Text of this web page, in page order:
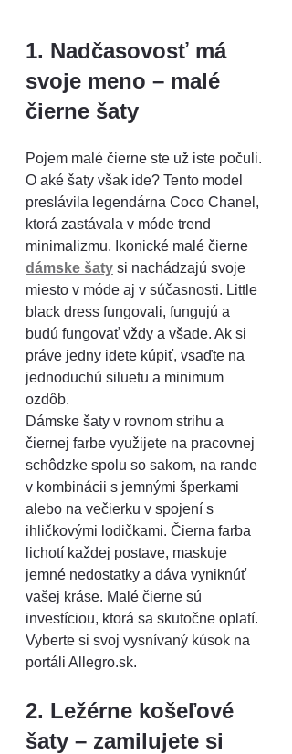
1. Nadčasovosť má
svoje meno – malé
čierne šaty
Pojem malé čierne ste už iste počuli.
O aké šaty však ide? Tento model
preslávila legendárna Coco Chanel,
ktorá zastávala v móde trend
minimalizmu. Ikonické malé čierne
dámske šaty si nachádzajú svoje
miesto v móde aj v súčasnosti. Little
black dress fungovali, fungujú a
budú fungovať vždy a všade. Ak si
práve jedny idete kúpiť, vsaďte na
jednoduchú siluetu a minimum
ozdôb.
Dámske šaty v rovnom strihu a
čiernej farbe využijete na pracovnej
schôdzke spolu so sakom, na rande
v kombinácii s jemnými šperkami
alebo na večierku v spojení s
ihličkovými lodičkami. Čierna farba
lichotí každej postave, maskuje
jemné nedostatky a dáva vyniknúť
vašej kráse. Malé čierne sú
investíciou, ktorá sa skutočne oplatí.
Vyberte si svoj vysnívaný kúsok na
portáli Allegro.sk.
2. Ležérne košeľové
šaty – zamilujete si